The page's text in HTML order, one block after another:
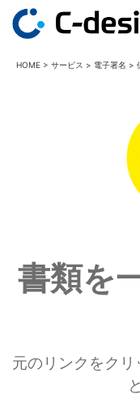
HOME > サービス > 電子署名 >
書類を
元のリンクをク